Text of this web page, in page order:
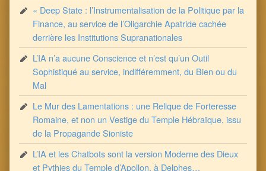
« Deep State : l’Instrumentalisation de la Politique par la
Finance, au service de l’Oligarchie Apatride cachée
derrière les Institutions Supranationales
L’IA n’a aucune Conscience et n’est qu’un Outil
Sophistiqué au service, indifféremment, du Bien ou du
Mal
Le Mur des Lamentations : une Relique de Forteresse
Romaine, et non un Vestige du Temple Hébraïque, issu
de la Propagande Sioniste
L’IA et les Chatbots sont la version Moderne des Dieux
et Pythies du Temple d’Apollon, à Delphes…